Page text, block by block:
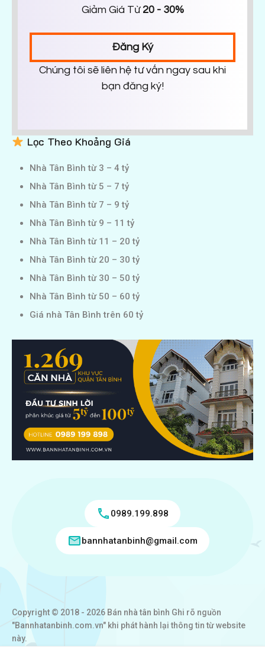
Giảm Giá Từ 20 - 30%
Đăng Ký
Chúng tôi sẽ liên hệ tư vấn ngay sau khi
bạn đăng ký!
Lọc Theo Khoảng Giá
Nhà Tân Bình từ 3 – 4 tỷ
Nhà Tân Bình từ 5 – 7 tỷ
Nhà Tân Bình từ 7 – 9 tỷ
Nhà Tân Bình từ 9 – 11 tỷ
Nhà Tân Bình từ 11 – 20 tỷ
Nhà Tân Bình từ 20 – 30 tỷ
Nhà Tân Bình từ 30 – 50 tỷ
Nhà Tân Bình từ 50 – 60 tỷ
Giá nhà Tân Bình trên 60 tỷ
0989.199.898
bannhatanbinh@gmail.com
Copyright © 2018 - 2026 Bán nhà tân bình Ghi rõ nguồn
"Bannhatanbinh.com.vn" khi phát hành lại thông tin từ website
này.